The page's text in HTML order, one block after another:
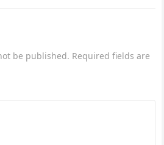
be published. Required fields are